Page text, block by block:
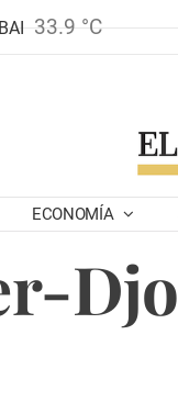
33.9 °C
ECONOMÍA